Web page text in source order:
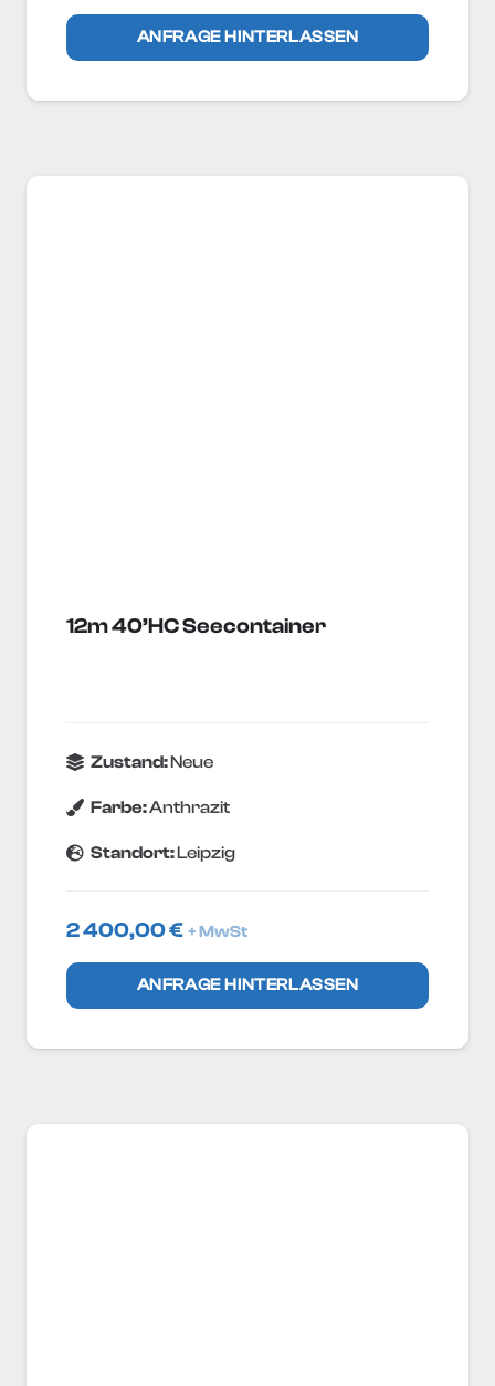
ANFRAGE HINTERLASSEN
12m 40’HC Seecontainer
Zustand:Neue
Farbe:Anthrazit
Standort:Leipzig
2 400,00€ + MwSt
ANFRAGE HINTERLASSEN